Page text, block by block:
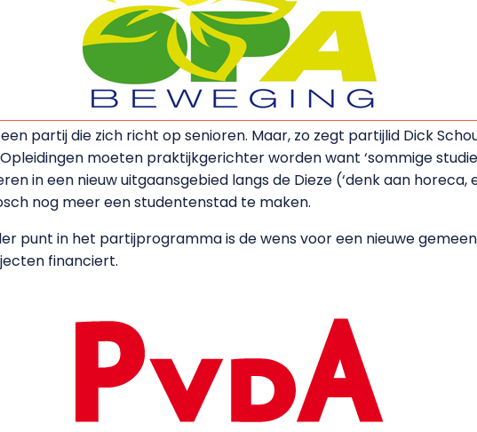
een partij die zich richt op senioren. Maar, zo zegt partijlid Dick
moeten praktijkgerichter worden want ‘sommige
in een nieuw uitgaansgebied langs de Dieze (‘denk aan
nog meer een studentenstad te maken.
punt in het partijprogramma is de wens voor een nieuwe
financiert.